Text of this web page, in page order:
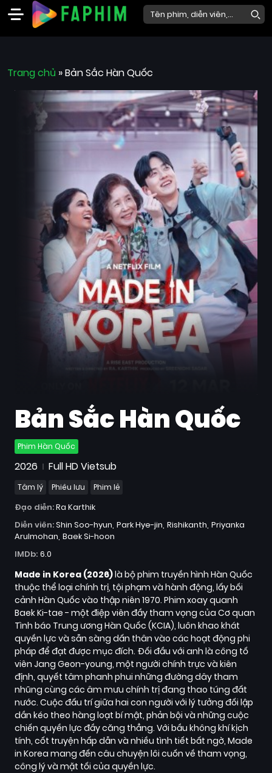
Phim
Mới
Phim
Chiếu
Quốc
Trang chủ »Bản Sắc Hàn Quốc
Bản Sắc Hàn Quốc
Phim Hàn Quốc
2026 Full HD Vietsub
Tâm lý Phiêu lưu Phim lẻ
Đạo diễn:Ra Karthik
Diễn viên:Shin Soo-hyun Park Hye-jin Rishikanth Priyanka
Arulmohan Baek Si-hoon
IMDb: 6.0
Made in Korea (2026)là bộ phim truyền hình Hàn Quốc
thuộc thể loại chính trị, tội phạm và hành động, lấy bối
cảnh Hàn Quốc vào thập niên 1970. Phim xoay quanh
Baek Ki-tae - một điệp viên đầy tham vọng của Cơ quan
Tình báo Trung ương Hàn Quốc (KCIA), luôn khao khát
quyền lực và sẵn sàng dấn thân vào các hoạt động phi
pháp để đạt được mục đích. Đối đầu với anh là công tố
viên Jang Geon-young, một người chính trực và kiên
định, quyết tâm phanh phui những đường dây tham
nhũng cùng các âm mưu chính trị đang thao túng đất
nước. Cuộc đấu trí giữa hai con người với lý tưởng đối lập
dần kéo theo hàng loạt bí mật, phản bội và những cuộc
chiến quyền lực đầy căng thẳng. Với bầu không khí kịch
tính, cốt truyện hấp dẫn và nhiều tình tiết bất ngờ, Made
in Korea mang đến câu chuyện lôi cuốn về tham vọng,
công lý và mặt tối của quyền lực.